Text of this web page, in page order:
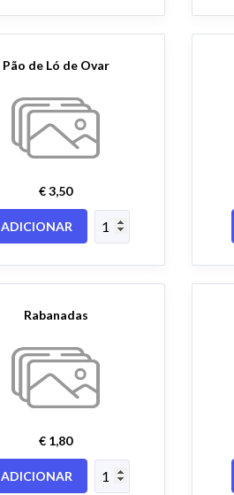
Pão de Ló de Ovar
€ 3,50
ADICIONAR
Rabanadas
€ 1,80
ADICIONAR